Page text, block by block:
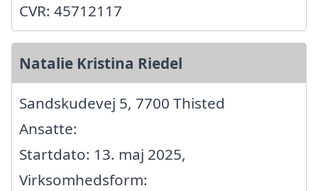
CVR: 45712117
Natalie Kristina Riedel
Sandskudevej 5, 7700 Thisted
Ansatte:
Startdato: 13. maj 2025,
Virksomhedsform: